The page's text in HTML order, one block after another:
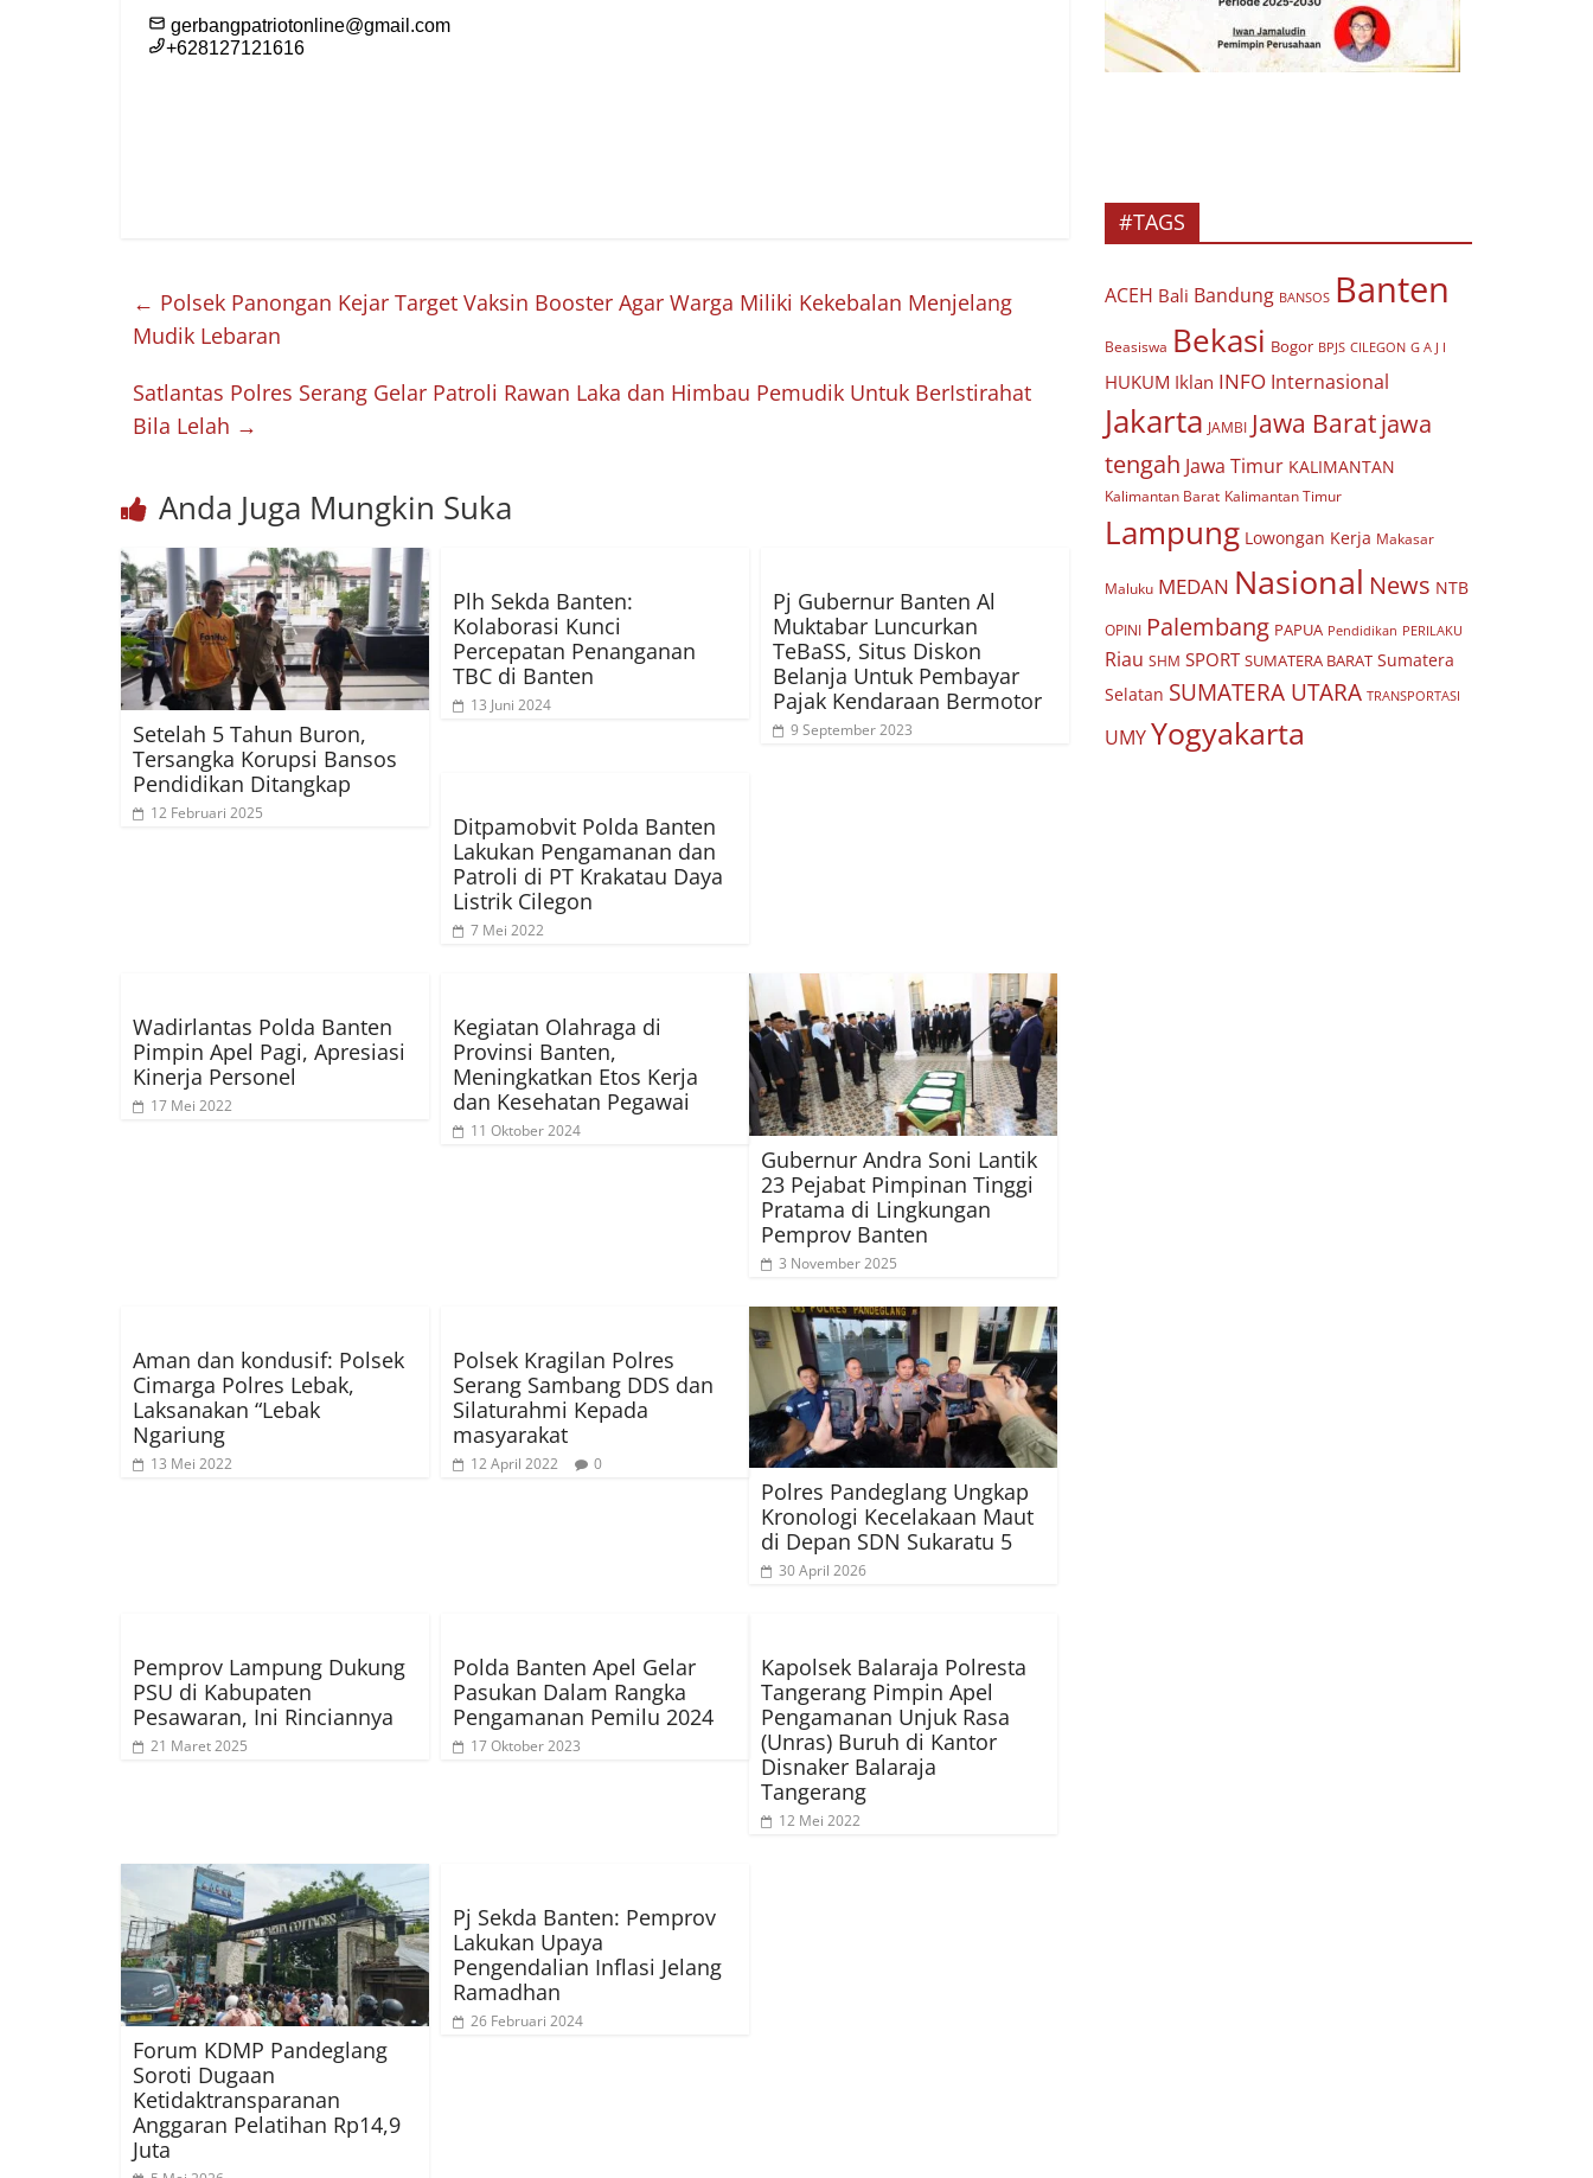
← Polsek Panongan Kejar Target Vaksin Booster Agar Warga Miliki Kekebalan Menjelang
Mudik Lebaran
Satlantas Polres Serang Gelar Patroli Rawan Laka dan Himbau Pemudik Untuk BerIstirahat
Bila Lelah →
Anda Juga Mungkin Suka
Setelah 5 Tahun Buron,
Tersangka Korupsi Bansos
Pendidikan Ditangkap
12 Februari 2025
Plh Sekda Banten:
Kolaborasi Kunci
Percepatan Penanganan
TBC di Banten
13 Juni 2024
Pj Gubernur Banten Al
Muktabar Luncurkan
TeBaSS, Situs Diskon
Belanja Untuk Pembayar
Pajak Kendaraan Bermotor
9 September 2023
Ditpamobvit Polda Banten
Lakukan Pengamanan dan
Patroli di PT Krakatau Daya
Listrik Cilegon
7 Mei 2022
Wadirlantas Polda Banten
Pimpin Apel Pagi, Apresiasi
Kinerja Personel
17 Mei 2022
Kegiatan Olahraga di
Provinsi Banten,
Meningkatkan Etos Kerja
dan Kesehatan Pegawai
11 Oktober 2024
Gubernur Andra Soni Lantik
23 Pejabat Pimpinan Tinggi
Pratama di Lingkungan
Pemprov Banten
3 November 2025
Aman dan kondusif: Polsek
Cimarga Polres Lebak,
Laksanakan “Lebak
Ngariung
13 Mei 2022
Polsek Kragilan Polres
Serang Sambang DDS dan
Silaturahmi Kepada
masyarakat
12 April 2022 0
Polres Pandeglang Ungkap
Kronologi Kecelakaan Maut
di Depan SDN Sukaratu 5
30 April 2026
Pemprov Lampung Dukung
PSU di Kabupaten
Pesawaran, Ini Rinciannya
21 Maret 2025
Polda Banten Apel Gelar
Pasukan Dalam Rangka
Pengamanan Pemilu 2024
17 Oktober 2023
Kapolsek Balaraja Polresta
Tangerang Pimpin Apel
Pengamanan Unjuk Rasa
(Unras) Buruh di Kantor
Disnaker Balaraja
Tangerang
12 Mei 2022
Forum KDMP Pandeglang
Soroti Dugaan
Ketidaktransparanan
Anggaran Pelatihan Rp14,9
Juta
Pj Sekda Banten: Pemprov
Lakukan Upaya
Pengendalian Inflasi Jelang
Ramadhan
26 Februari 2024
#TAGS
ACEH Bali Bandung BANSOS Banten
Beasiswa Bekasi Bogor BPJS CILEGON G A J I
HUKUM Iklan INFO Internasional
Jakarta JAMBI Jawa Baratjawa
tengah Jawa Timur KALIMANTAN
Kalimantan Barat Kalimantan Timur
Lampung Lowongan Kerja Makasar
Maluku MEDAN Nasional News NTB
OPINI Palembang PAPUA Pendidikan PERILAKU
Riau SHM SPORT SUMATERA BARAT Sumatera
Selatan SUMATERA UTARA TRANSPORTASI
UMYYogyakarta